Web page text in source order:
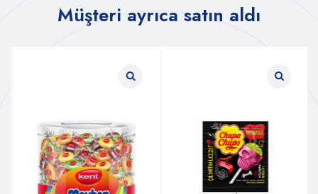
Müşteri ayrıca satın aldı